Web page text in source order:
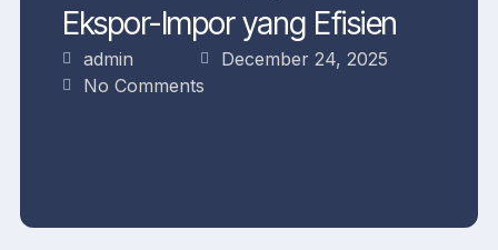
Ekspor-Impor yang Efisien
admin
December 24, 2025
No Comments